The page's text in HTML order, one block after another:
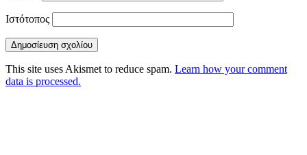
Ιστότοπος
This site uses Akismet to reduce spam. Learn how your comment
data is processed.